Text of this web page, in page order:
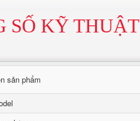
SỐ KỸ THUẬT
sản phẩm